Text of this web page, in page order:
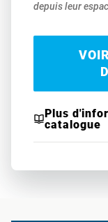
depuis leur
Plus
catalogue